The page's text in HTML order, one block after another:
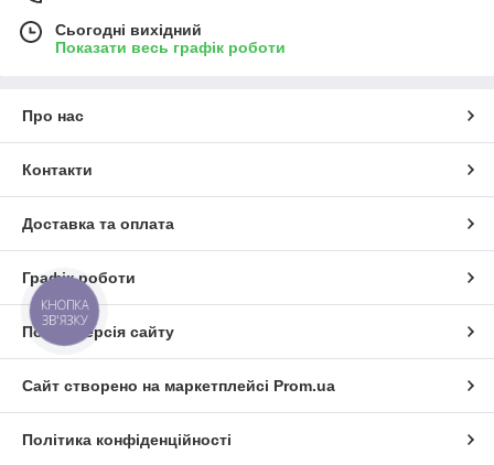
Сьогодні вихідний
Показати весь графік роботи
Про нас
Контакти
Доставка та оплата
Графік роботи
Повна версія сайту
Сайт створено на маркетплейсі Prom.ua
Політика конфіденційності
КНОПКА
ЗВ'ЯЗКУ